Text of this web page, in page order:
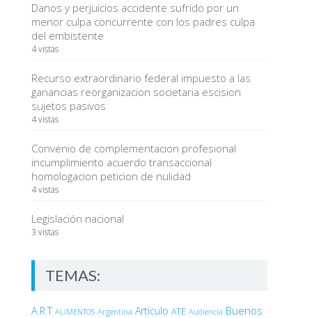
Danos y perjuicios accidente sufrido por un
menor culpa concurrente con los padres culpa
del embistente
4 vistas
Recurso extraordinario federal impuesto a las
ganancias reorganizacion societaria escision
sujetos pasivos
4 vistas
Convenio de complementacion profesional
incumplimiento acuerdo transaccional
homologacion peticion de nulidad
4 vistas
Legislación nacional
3 vistas
TEMAS:
A.R.T ALIMENTOS Argentina Artículo ATE Audiencia Buenos